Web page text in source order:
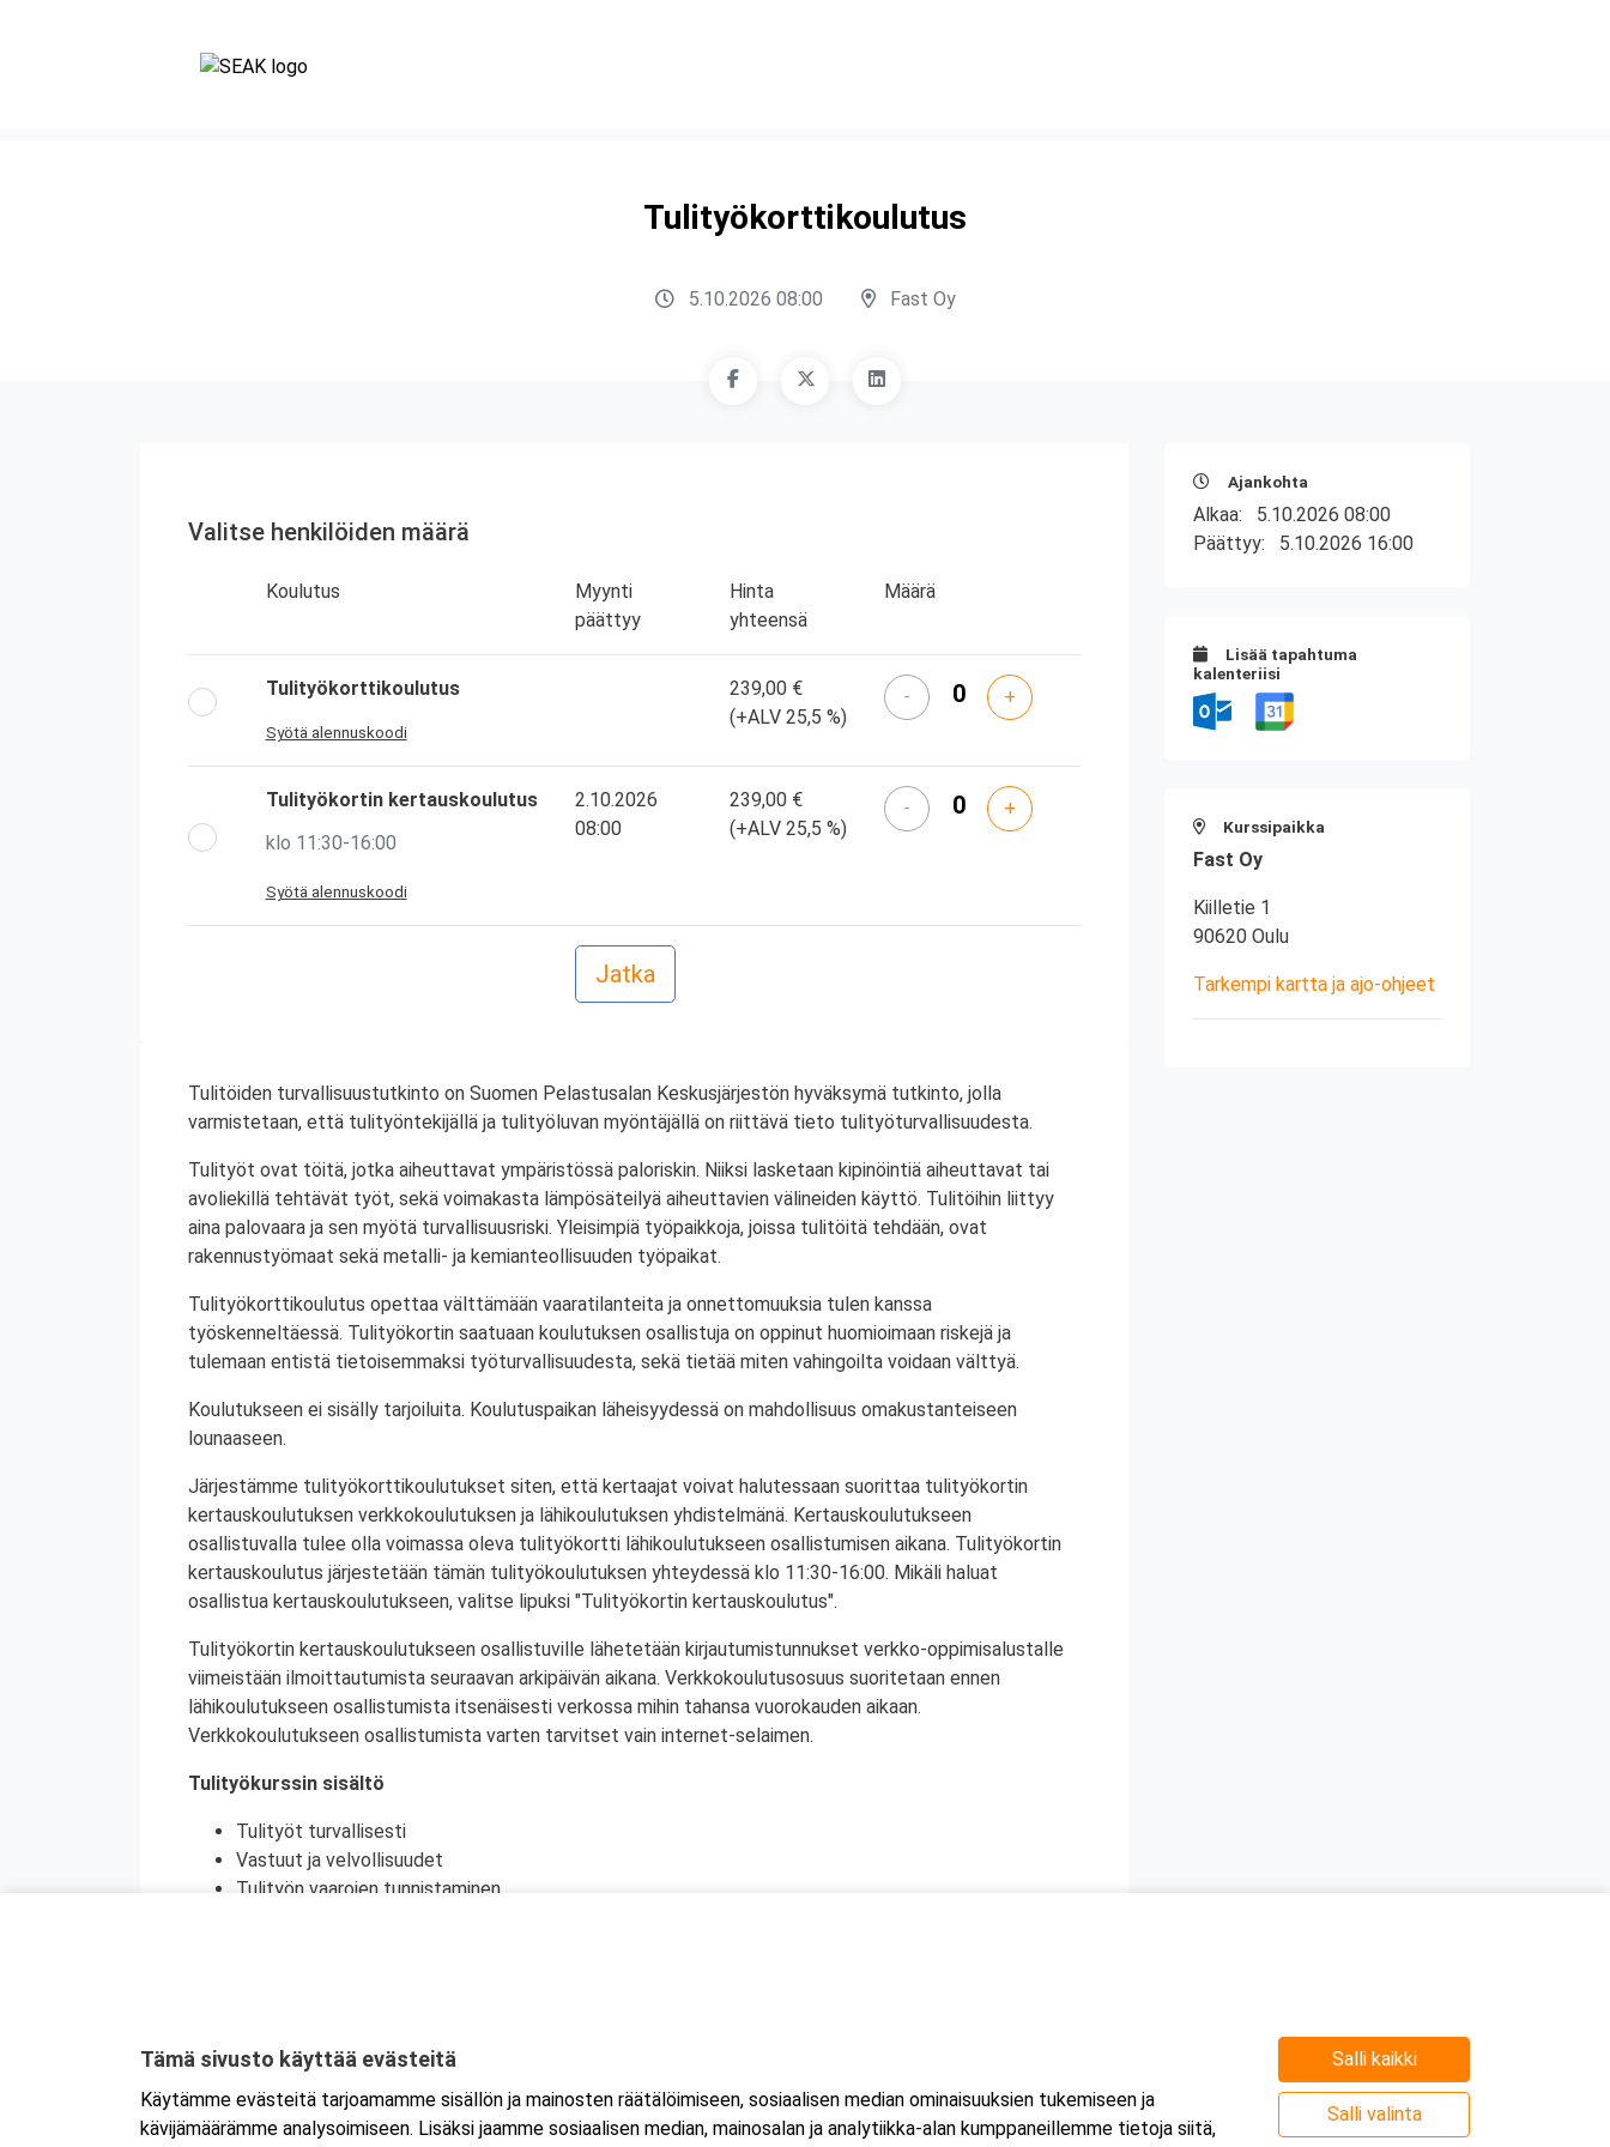
Tulityökorttikoulutus
5.10.2026 08:00 Fast Oy
Valitse henkilöiden määrä
Koulutus
Myynti
päättyy
Hinta
yhteensä
Määrä
Tulityökorttikoulutus
Syötä alennuskoodi
239,00 €
(+ALV 25,5 %)
- +
Tulityökortin kertauskoulutus
klo 11:30-16:00
Syötä alennuskoodi
2.10.2026
08:00
239,00 €
(+ALV 25,5 %)
- +
Tulitöiden turvallisuustutkinto on Suomen Pelastusalan Keskusjärjestön hyväksymä tutkinto, jolla
varmistetaan, että tulityöntekijällä ja tulityöluvan myöntäjällä on riittävä tieto tulityöturvallisuudesta.
Tulityöt ovat töitä, jotka aiheuttavat ympäristössä paloriskin. Niiksi lasketaan kipinöintiä aiheuttavat tai
avoliekillä tehtävät työt, sekä voimakasta lämpösäteilyä aiheuttavien välineiden käyttö. Tulitöihin liittyy
aina palovaara ja sen myötä turvallisuusriski. Yleisimpiä työpaikkoja, joissa tulitöitä tehdään, ovat
rakennustyömaat sekä metalli- ja kemianteollisuuden työpaikat.
Tulityökorttikoulutus opettaa välttämään vaaratilanteita ja onnettomuuksia tulen kanssa
työskenneltäessä. Tulityökortin saatuaan koulutuksen osallistuja on oppinut huomioimaan riskejä ja
tulemaan entistä tietoisemmaksi työturvallisuudesta, sekä tietää miten vahingoilta voidaan välttyä.
Koulutukseen ei sisälly tarjoiluita. Koulutuspaikan läheisyydessä on mahdollisuus omakustanteiseen
lounaaseen.
Järjestämme tulityökorttikoulutukset siten, että kertaajat voivat halutessaan suorittaa tulityökortin
kertauskoulutuksen verkkokoulutuksen ja lähikoulutuksen yhdistelmänä. Kertauskoulutukseen
osallistuvalla tulee olla voimassa oleva tulityökortti lähikoulutukseen osallistumisen aikana. Tulityökortin
kertauskoulutus järjestetään tämän tulityökoulutuksen yhteydessä klo 11:30-16:00. Mikäli haluat
osallistua kertauskoulutukseen, valitse lipuksi "Tulityökortin kertauskoulutus".
Tulityökortin kertauskoulutukseen osallistuville lähetetään kirjautumistunnukset verkko-oppimisalustalle
viimeistään ilmoittautumista seuraavan arkipäivän aikana. Verkkokoulutusosuus suoritetaan ennen
lähikoulutukseen osallistumista itsenäisesti verkossa mihin tahansa vuorokauden aikaan.
Verkkokoulutukseen osallistumista varten tarvitset vain internet-selaimen.
Tulityökurssin sisältö
Tulityöt turvallisesti
Vastuut ja velvollisuudet
Tulityön vaarojen tunnistaminen
Tulityökortti on voimassa viisi vuotta. Tulityökortti on voimassa Suomen lisäksi myös Norjassa ja
Ruotsin tulityökoulutus uudistui heinäkuussa 2023, jonka seurauksena Suomessa myönnetty kortti ei ole
Ruotsissa enää pätevä.
Ajankohta
Alkaa: 5.10.2026 08:00
Päättyy: 5.10.2026 16:00
Lisää tapahtuma
kalenteriisi
Kurssipaikka
Fast Oy
Kiilletie 1
90620 Oulu
Tarkempi kartta ja ajo-ohjeet
Tämä sivusto käyttää evästeitä
Käytämme evästeitä tarjoamamme sisällön ja mainosten räätälöimiseen, sosiaalisen median ominaisuuksien tukemiseen ja
kävijämäärämme analysoimiseen. Lisäksi jaamme sosiaalisen median, mainosalan ja analytiikka-alan kumppaneillemme tietoja siitä,
Salli kaikki
Salli valinta